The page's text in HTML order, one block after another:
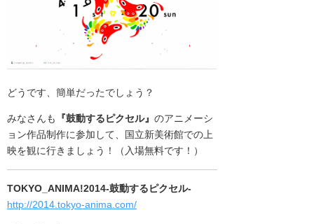
どうです、簡単だったでしょう？
みなさんも 『鼓動するピクセル』 のアニメーシ
ョン作品制作に参加して、国立新美術館での上
映を観に行きましょう！（入場無料です！）
TOKYO_ANIMA!2014-鼓動するピクセル-
http://2014.tokyo-anima.com/